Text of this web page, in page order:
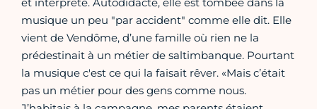
et interprète. Autodidacte, elle est tombée dans la
musique un peu "par accident" comme elle dit. Elle
vient de Vendôme, d’une famille où rien ne la
prédestinait à un métier de saltimbanque. Pourtant
la musique c'est ce qui la faisait rêver. «Mais c’était
pas un métier pour des gens comme nous.